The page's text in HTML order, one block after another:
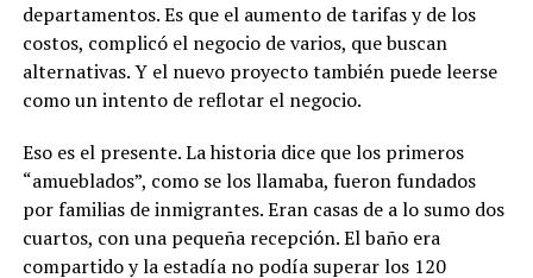
departamentos. Es que el aumento de tarifas y de los
costos, complicó el negocio de varios, que buscan
alternativas. Y el nuevo proyecto también puede leerse
como un intento de reflotar el negocio.
Eso es el presente. La historia dice que los primeros
“amueblados”, como se los llamaba, fueron fundados
por familias de inmigrantes. Eran casas de a lo sumo dos
cuartos, con una pequeña recepción. El baño era
compartido y la estadía no podía superar los 120